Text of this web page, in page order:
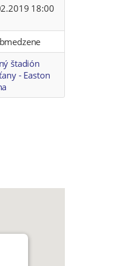
18:00
štadión
- Easton